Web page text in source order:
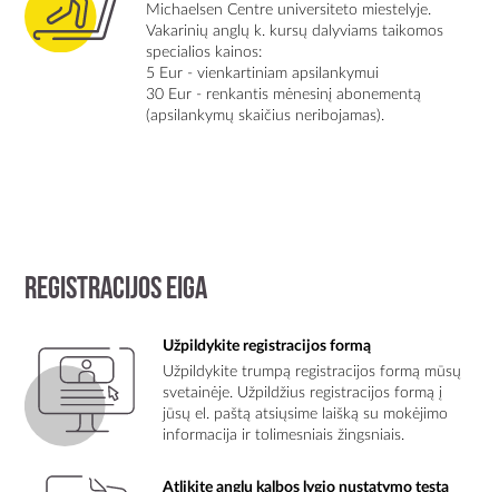
Michaelsen Centre universiteto miestelyje.
Vakarinių anglų k. kursų dalyviams taikomos
specialios kainos:
5 Eur - vienkartiniam apsilankymui
30 Eur - renkantis mėnesinį abonementą
(apsilankymų skaičius neribojamas).
Registracijos eiga
Užpildykite registracijos formą
Užpildykite trumpą registracijos formą mūsų
svetainėje. Užpildžius registracijos formą į
jūsų el. paštą atsiųsime laišką su mokėjimo
informacija ir tolimesniais žingsniais.
Atlikite anglų kalbos lygio nustatymo testą